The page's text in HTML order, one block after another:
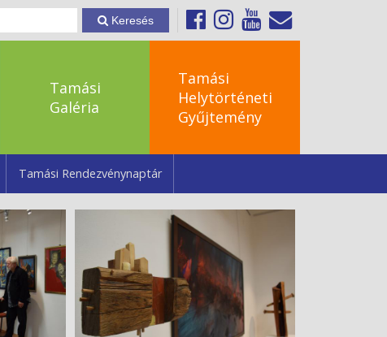
Keresés
Tamási
Galéria
Tamási
Helytörténeti
Gyűjtemény
Tamási Rendezvénynaptár